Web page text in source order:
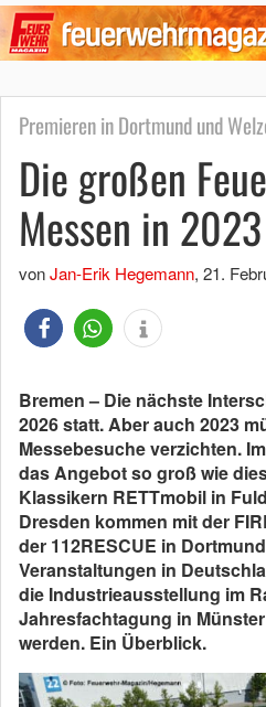
Premieren in Dortmund und
Die großen
Messen in 2023
vonJan-Erik Hegemann, 21.
Bremen – Die nächste
2026 statt. Aber auch 2023
Messebesuche verzichten.
das Angebot so groß wie
Klassikern RETTmobil in
Dresden kommen mit der
der 112RESCUE in
Veranstaltungen in
die Industrieausstellung im
Jahresfachtagung in
werden. Ein Überblick.